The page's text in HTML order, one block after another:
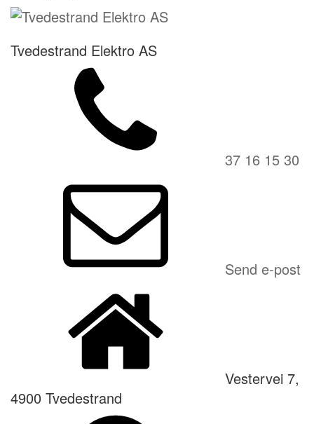
Tvedestrand Elektro AS
37 16 15 30
Send e-post
Vestervei 7,
4900 Tvedestrand